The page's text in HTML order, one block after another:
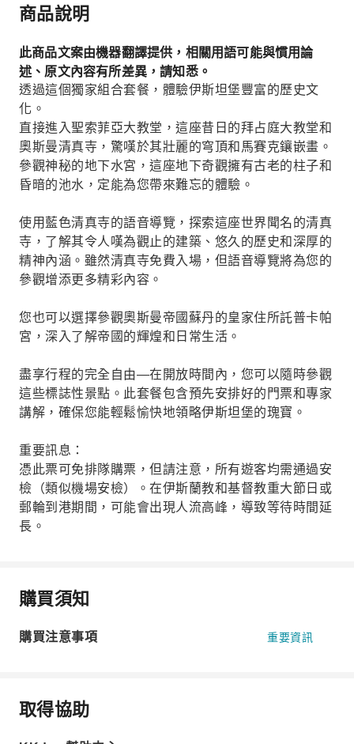
商品說明
此商品文案由機器翻譯提供，相關用語可能與慣用論
述、原文內容有所差異，請知悉。
透過這個獨家組合套餐，體驗伊斯坦堡豐富的歷史文
化。
直接進入聖索菲亞大教堂，這座昔日的拜占庭大教堂和
奧斯曼清真寺，驚嘆於其壯麗的穹頂和馬賽克鑲嵌畫。
參觀神秘的地下水宮，這座地下奇觀擁有古老的柱子和
昏暗的池水，定能為您帶來難忘的體驗。
使用藍色清真寺的語音導覽，探索這座世界聞名的清真
寺，了解其令人嘆為觀止的建築、悠久的歷史和深厚的
精神內涵。雖然清真寺免費入場，但語音導覽將為您的
參觀增添更多精彩內容。
您也可以選擇參觀奧斯曼帝國蘇丹的皇家住所託普卡帕
宮，深入了解帝國的輝煌和日常生活。
盡享行程的完全自由—在開放時間內，您可以隨時參觀
這些標誌性景點。此套餐包含預先安排好的門票和專家
講解，確保您能輕鬆愉快地領略伊斯坦堡的瑰寶。
重要訊息：
憑此票可免排隊購票，但請注意，所有遊客均需通過安
檢（類似機場安檢）。在伊斯蘭教和基督教重大節日或
郵輪到港期間，可能會出現人流高峰，導致等待時間延
長。
購買須知
購買注意事項 重要資訊
取得協助